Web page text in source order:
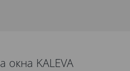
окна KALEVA